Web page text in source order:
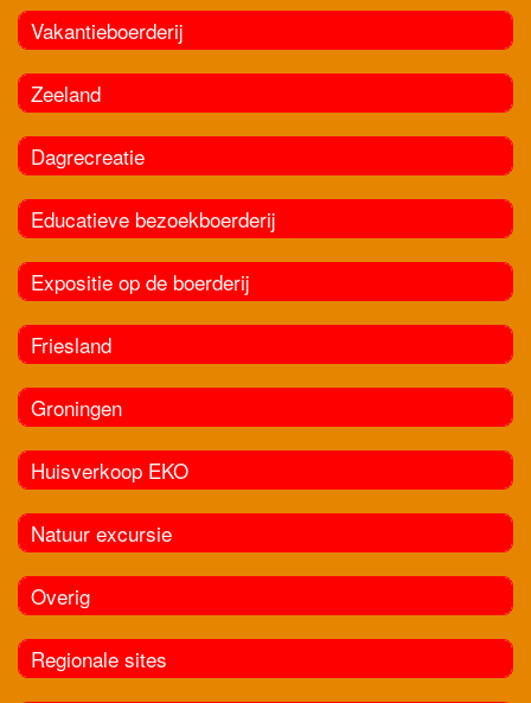
Vakantieboerderij
Zeeland
Dagrecreatie
Educatieve bezoekboerderij
Expositie op de boerderij
Friesland
Groningen
Huisverkoop EKO
Natuur excursie
Overig
Regionale sites